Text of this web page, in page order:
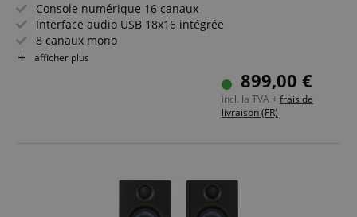
Console numérique 16 canaux
Interface audio USB 18x16 intégrée
8 canaux mono
13 préamplis XMAX Class-A à très faible bruit
Section talkback avec entrée micro XLR dédiée
50 presets Fat Channel, 50 emplacements utilisateur
afficher plus
899,00 €
incl. la TVA + frais de
livraison (FR)